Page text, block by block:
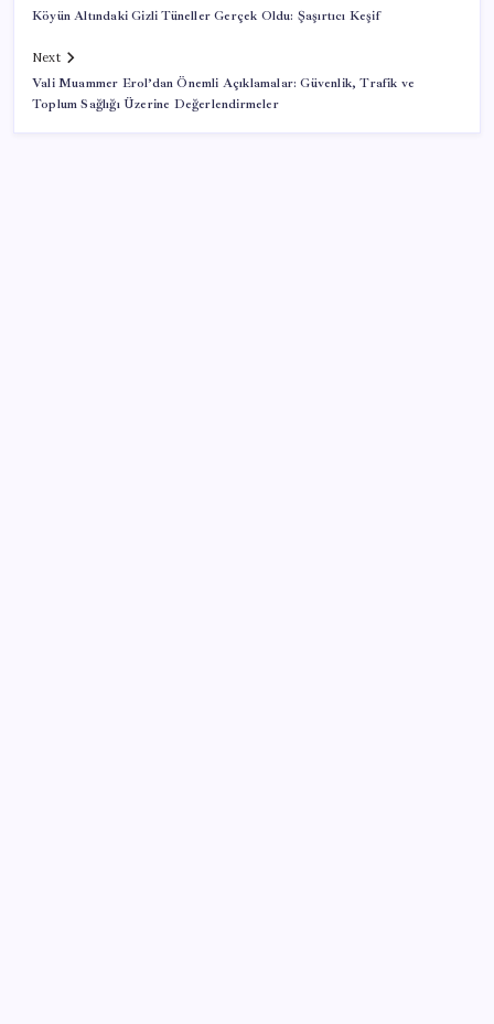
Köyün Altındaki Gizli Tüneller Gerçek Oldu: Şaşırtıcı Keşif
Next
Vali Muammer Erol’dan Önemli Açıklamalar: Güvenlik, Trafik ve
Toplum Sağlığı Üzerine Değerlendirmeler